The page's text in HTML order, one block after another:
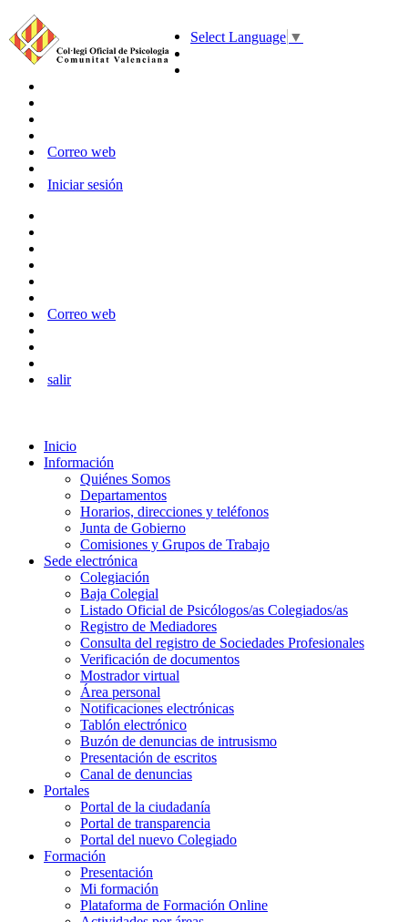
Select Language ▼
Correo web
Iniciar sesión
Correo web
salir
Inicio
Información
Quiénes Somos
Departamentos
Horarios, direcciones y teléfonos
Junta de Gobierno
Comisiones y Grupos de Trabajo
Sede electrónica
Colegiación
Baja Colegial
Listado Oficial de Psicólogos/as Colegiados/as
Registro de Mediadores
Consulta del registro de Sociedades Profesionales
Verificación de documentos
Mostrador virtual
Área personal
Notificaciones electrónicas
Tablón electrónico
Buzón de denuncias de intrusismo
Presentación de escritos
Canal de denuncias
Portales
Portal de la ciudadanía
Portal de transparencia
Portal del nuevo Colegiado
Formación
Presentación
Mi formación
Plataforma de Formación Online